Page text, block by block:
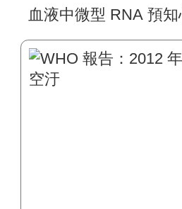
血液中微型 RNA 預